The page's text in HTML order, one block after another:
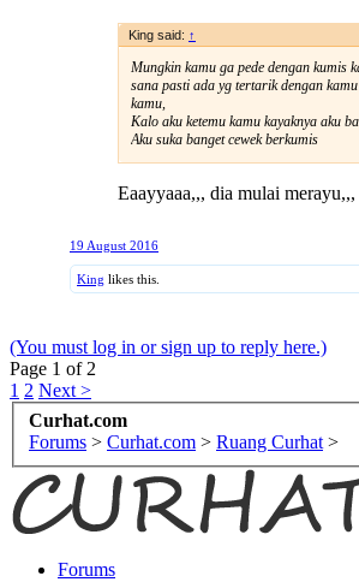
King said: ↑
Mungkin kamu ga pede dengan kumis
sana pasti ada yg tertarik dengan
kamu,
Kalo aku ketemu kamu kayaknya aku
Aku suka banget cewek berkumis
Eaayyaaa,,, dia mulai merayu,,,
19 August 2016
King likes this.
(You must log in or sign up to reply here.)
Page 1 of 2
1 2 Next >
Curhat.com
Forums > Curhat.com > Ruang Curhat >
Forums